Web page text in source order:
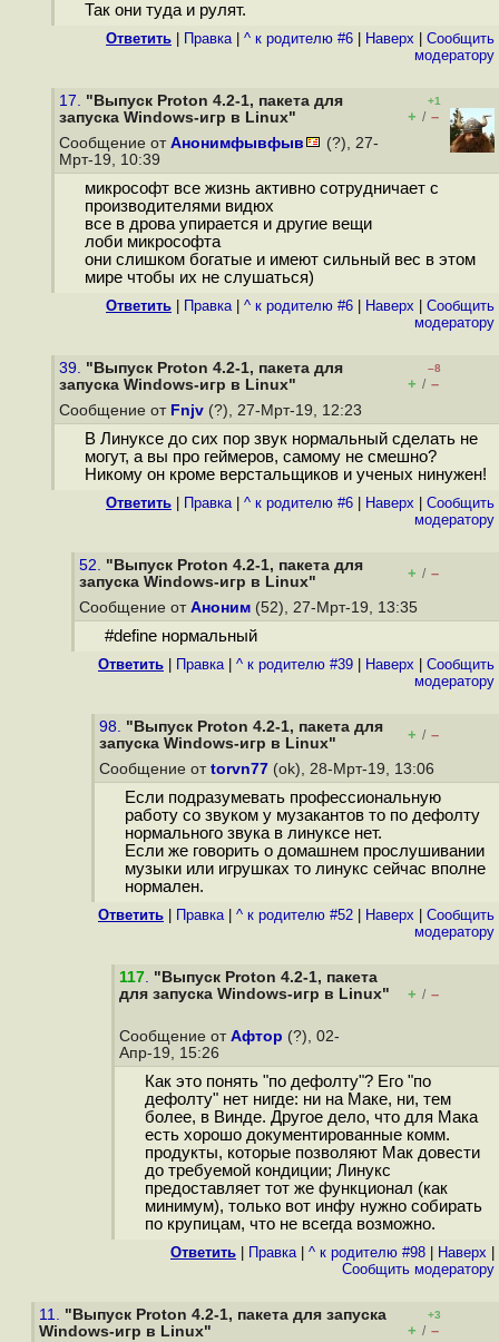
Так они туда и рулят.
Ответить Правка| ^ к родителю #6 Наверх
Cообщить
модератору
17. "Выпуск Proton 4.2-1, пакета для
запуска Windows-игр в Linux"
+1
+ / –
Сообщение от Анонимфывфыв
(?), 27-
Мрт-19, 10:39
микрософт все жизнь активно сотрудничает с
производителями видюх
все в дрова упирается и другие вещи
лоби микрософта
они слишком богатые и имеют сильный вес в этом
мире чтобы их не слушаться)
Ответить Правка| ^ к родителю #6 Наверх
Cообщить
модератору
39. "Выпуск Proton 4.2-1, пакета для
запуска Windows-игр в Linux"
–8
+ / –
Сообщение от Fnjv (?), 27-Мрт-19, 12:23
В Линуксе до сих пор звук нормальный сделать не
могут, а вы про геймеров, самому не смешно?
Никому он кроме верстальщиков и ученых нинужен!
Ответить Правка| ^ к родителю #6 Наверх
Cообщить
модератору
52. "Выпуск Proton 4.2-1, пакета для
запуска Windows-игр в Linux"
+ / –
Сообщение от Аноним (52), 27-Мрт-19, 13:35
#define нормальный
Ответить Правка| ^ к родителю #39 Наверх
Cообщить
модератору
98. "Выпуск Proton 4.2-1, пакета для
запуска Windows-игр в Linux"
+ / –
Сообщение от torvn77 (ok), 28-Мрт-19, 13:06
Если подразумевать профессиональную
работу со звуком у музакантов то по дефолту
нормального звука в линуксе нет.
Если же говорить о домашнем прослушивании
музыки или игрушках то линукс сейчас вполне
нормален.
Ответить Правка| ^ к родителю #52 Наверх
Cообщить
модератору
117. "Выпуск Proton 4.2-1, пакета
для запуска Windows-игр в Linux"
+ / –
Сообщение от Афтор (?), 02-
Апр-19, 15:26
Как это понять "по дефолту"? Его "по
дефолту" нет нигде: ни на Маке, ни, тем
более, в Винде. Другое дело, что для Мака
есть хорошо документированные комм.
продукты, которые позволяют Мак довести
до требуемой кондиции; Линукс
предоставляет тот же функционал (как
минимум), только вот инфу нужно собирать
по крупицам, что не всегда возможно.
Ответить Правка| ^ к родителю #98 Наверх
Cообщить модератору
11. "Выпуск Proton 4.2-1, пакета для запуска
Windows-игр в Linux"
+3
+ / –